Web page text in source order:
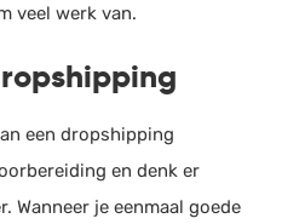
veel werk van.
een dropshipping
en denk er
Wanneer je eenmaal goede